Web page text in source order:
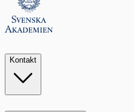
Kontakt